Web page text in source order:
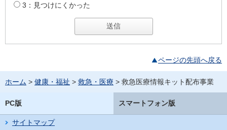
3：見つけにくかった
ページの先頭へ戻る
ホーム > 健康・福祉 > 救急・医療 > 救急医療情報キット配布事業
PC版 スマートフォン版
サイトマップ